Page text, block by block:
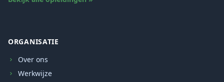
ORGANISATIE
Over ons
Werkwijze